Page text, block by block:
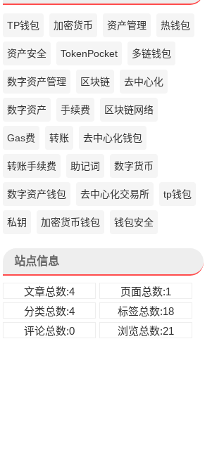
TP钱包 加密货币 资产管理 热钱包
资产安全 TokenPocket 多链钱包
数字资产管理 区块链 去中心化
数字资产 手续费 区块链网络
Gas费 转账 去中心化钱包
转账手续费 助记词 数字货币
数字资产钱包 去中心化交易所 tp钱包
私钥 加密货币钱包 钱包安全
站点信息
文章总数:4
页面总数:1
分类总数:4
标签总数:18
评论总数:0
浏览总数:21